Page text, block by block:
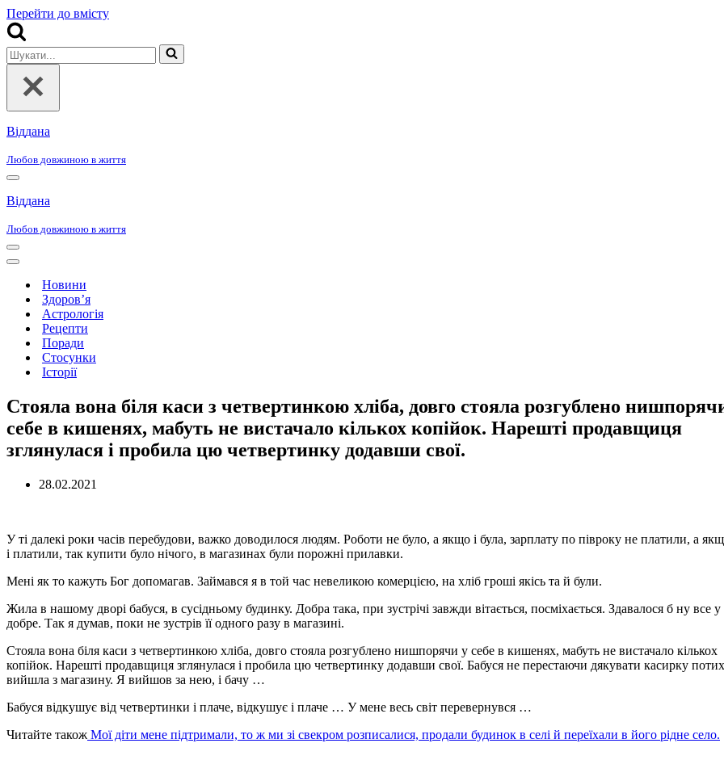
Перейти до вмісту
Шукати...
Віддана
Любов довжиною в життя
Меню
навігації
Віддана
Любов довжиною в життя
Меню
навігації
Меню
навігаціїНовини
Здоров’я
Астрологія
Рецепти
Поради
Стосунки
Історії
Стояла вона біля каси з четвертинкою хліба, довго стояла розгублено
себе в кишенях, мабуть не вистачало кількох копійок. Нарешті продавщиця
зглянулася і пробила цю четвертинку додавши свої.
28.02.2021
У ті далекі роки часів перебудови, важко доводилося людям. Роботи не було, а якщо і була, зарплату по півроку не платили, а
і платили, так купити було нічого, в магазинах були порожні прилавки.
Мені як то кажуть Бог допомагав. Займався я в той час невеликою комерцією, на хліб гроші якісь та й були.
Жила в нашому дворі бабуся, в сусідньому будинку. Добра така, при зустрічі завжди вітається, посміхається. Здавалося б ну все у
добре. Так я думав, поки не зустрів її одного разу в магазині.
Стояла вона біля каси з четвертинкою хліба, довго стояла розгублено нишпорячи у себе в кишенях, мабуть не вистачало кількох
копійок. Нарешті продавщиця зглянулася і пробила цю четвертинку додавши свої. Бабуся не перестаючи дякувати касирку
вийшла з магазину. Я вийшов за нею, і бачу …
Бабуся відкушує від четвертинки і плаче, відкушує і плаче … У мене весь світ перевернувся …
Читайте також Мої діти мене підтримали, то ж ми зі свекром розписалися, продали будинок в селі й переїхали в його рідне село.